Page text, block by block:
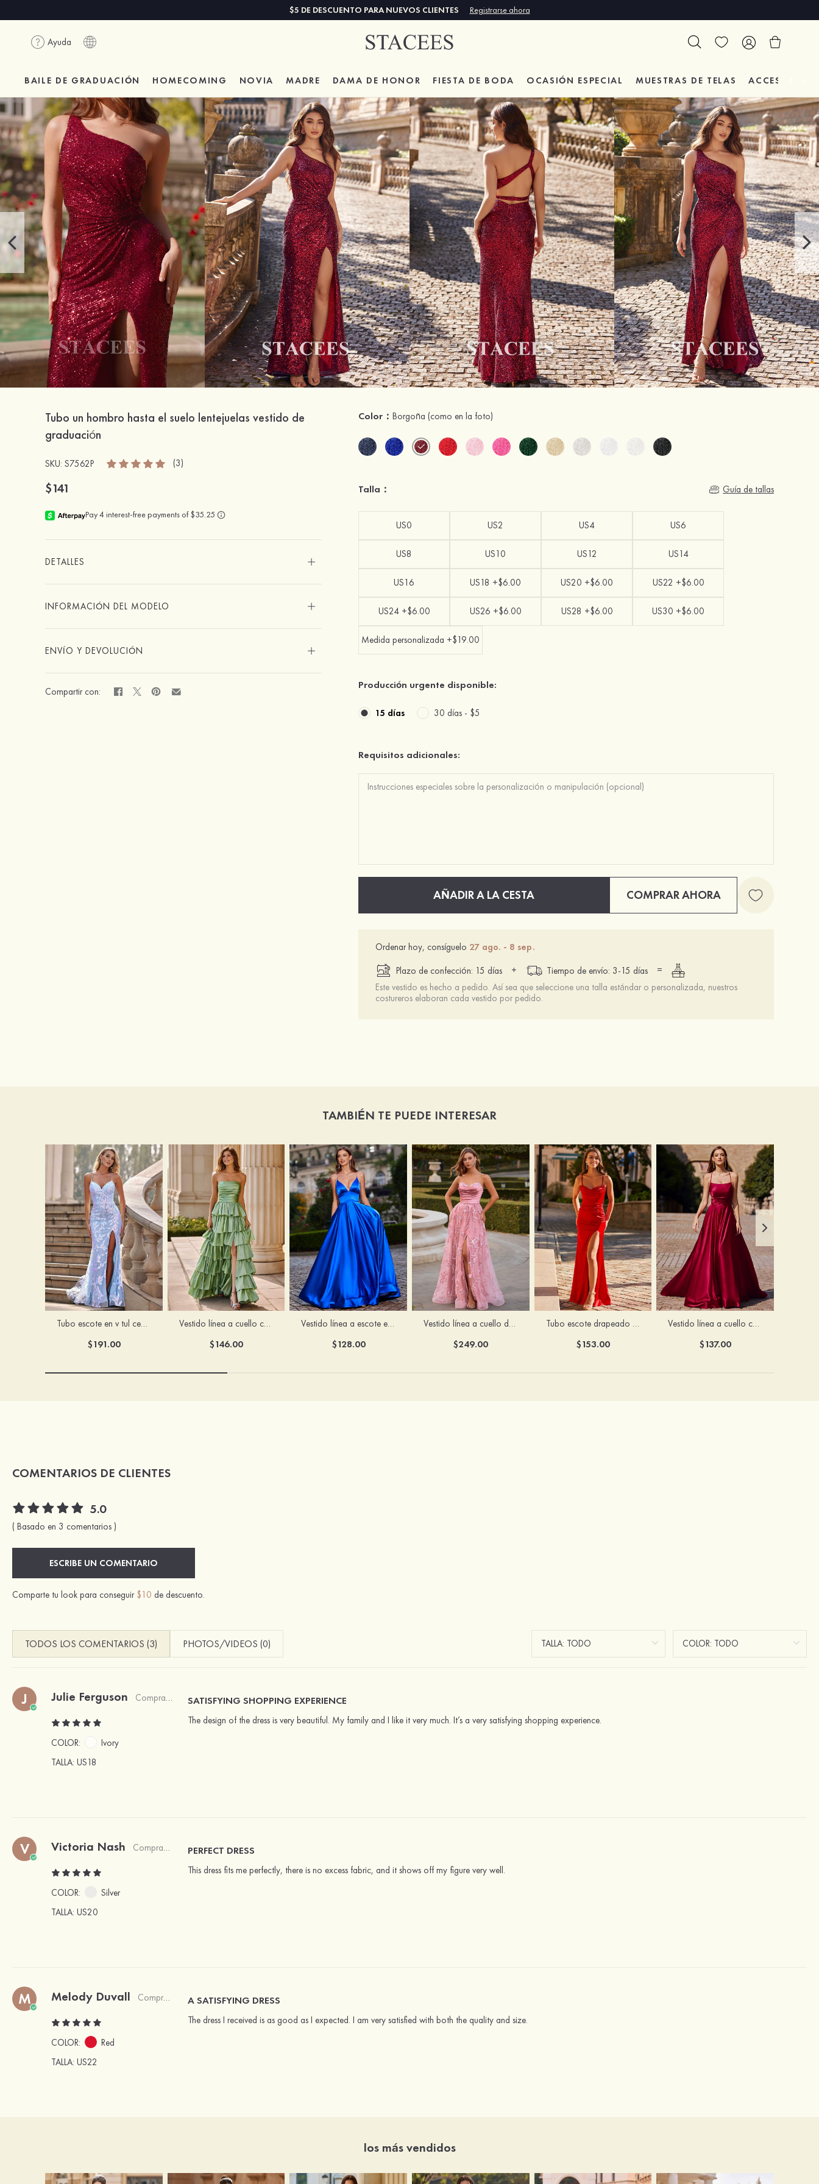
$5 DE DESCUENTO PARA NUEVOS CLIENTES Registrarse ahora
Ayuda
BAILE DE GRADUACIÓN HOMECOMING NOVIA MADRE DAMA DE HONOR FIESTA DE BODA OCASIÓN ESPECIAL MUESTRAS DE TELAS ACCESORIOS
Tubo un hombro hasta el suelo lentejuelas vestido de
graduación
SKU: S7562P (3)
$141
DETALLES
INFORMACIÓN DEL MODELO
ENVÍO Y DEVOLUCIÓN
Compartir con:
Color：Borgoña (como en la foto)
Talla： Guía de tallas
US0 US2 US4 US6
US8 US10 US12 US14
US16 US18 +$6.00 US20 +$6.00 US22 +$6.00
US24 +$6.00 US26 +$6.00 US28 +$6.00 US30 +$6.00
Medida personalizada +$19.00
Producción urgente disponible:
15 días 30 días - $5
Requisitos adicionales:
AÑADIR A LA CESTA COMPRAR AHORA
Ordenar hoy, consíguelo 27 ago. - 8 sep.
Plazo de confección: 15 días
+ Tiempo de envío: 3-15 días
=
Este vestido es hecho a pedido. Así sea que seleccione una talla estándar o personalizada, nuestros
costureros elaboran cada vestido por pedido.
TAMBIÉN TE PUEDE INTERESAR
Tubo escote en v tul cepillo tren vestido de graduación
$191.00
Vestido línea a cuello cuadrado tafetán hasta el suelo vestido de graduación con volantes
$146.00
Vestido línea a escote en v tela charmeuse hasta el suelo vestido de graduación
$128.00
Vestido línea a cuello de corazón tul cola de barrido vestido de graduación
$249.00
Tubo escote drapeado satén hasta el suelo vestido de graduación
$153.00
Vestido línea a cuello cuadrado tela charmeuse barrer tren vestido de graduación
$137.00
COMENTARIOS DE CLIENTES
5.0
( Basado en 3 comentarios )
ESCRIBE UN COMENTARIO
Comparte tu look para conseguir $10 de descuento.
TODOS LOS COMENTARIOS (3) PHOTOS/VIDEOS (0)
J Julie Ferguson Comprador verificado
COLOR:
Ivory
TALLA: US18
SATISFYING SHOPPING EXPERIENCE
The design of the dress is very beautiful. My family and I like it very much. It’s a very satisfying shopping experience.
V Victoria Nash Comprador verificado
COLOR:
Silver
TALLA: US20
PERFECT DRESS
This dress fits me perfectly, there is no excess fabric, and it shows off my figure very well.
M Melody Duvall Comprador verificado
COLOR:
Red
TALLA: US22
A SATISFYING DRESS
The dress I received is as good as I expected. I am very satisfied with both the quality and size.
los más vendidos